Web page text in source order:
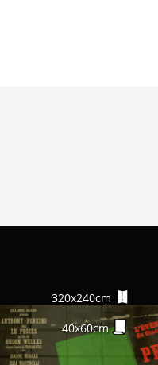
320x240cm
40x60cm